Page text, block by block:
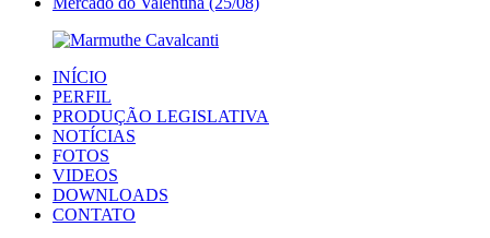
INÍCIO
PERFIL
PRODUÇÃO LEGISLATIVA
NOTÍCIAS
FOTOS
VIDEOS
DOWNLOADS
CONTATO